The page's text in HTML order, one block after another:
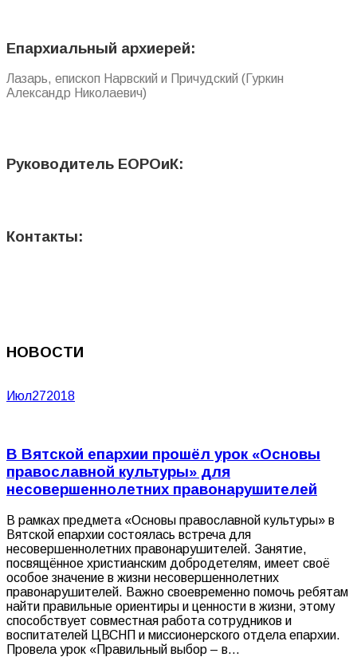
Епархиальный архиерей:
Лазарь, епископ Нарвский и Причудский (Гуркин
Александр Николаевич)
Руководитель ЕОРОиК:
Контакты:
НОВОСТИ
Июл272018
В Вятской епархии прошёл урок «Основы
православной культуры» для
несовершеннолетних правонарушителей
В рамках предмета «Основы православной культуры» в
Вятской епархии состоялась встреча для
несовершеннолетних правонарушителей. Занятие,
посвящённое христианским добродетелям, имеет своё
особое значение в жизни несовершеннолетних
правонарушителей. Важно своевременно помочь ребятам
найти правильные ориентиры и ценности в жизни, этому
способствует совместная работа сотрудников и
воспитателей ЦВСНП и миссионерского отдела епархии.
Провела урок «Правильный выбор – в…